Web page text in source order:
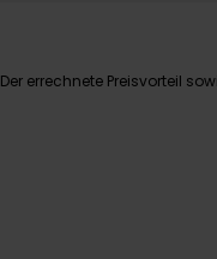
Der errechnete Preisvorteil